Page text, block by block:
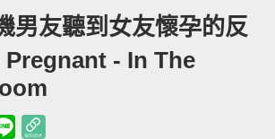
男友聽到女友懷孕的反
Pregnant - In The